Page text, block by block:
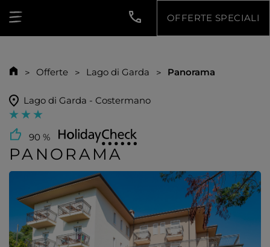
OFFERTE SPECIALI
Offerte Lago di Garda Panorama
Lago di Garda - Costermano
90 %
PANORAMA